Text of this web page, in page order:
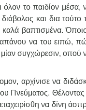
όλον το παιδίον μέσα,
και δια τούτο
καλά βαπτισμένα.
απάνου να του ειπώ,
συγχώρεσιν, οπού
αρχίνισε να
Πνεύματος.
να δίνη